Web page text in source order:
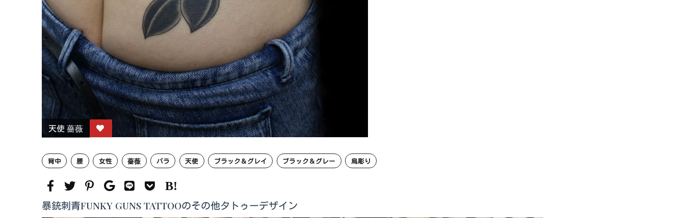
天使 薔薇
背中 腰 女性 薔薇 バラ 天使 ブラック＆グレイ ブラック＆グレー 烏彫り
暴銃刺青FUNKY GUNS TATTOOのその他タトゥーデザイン